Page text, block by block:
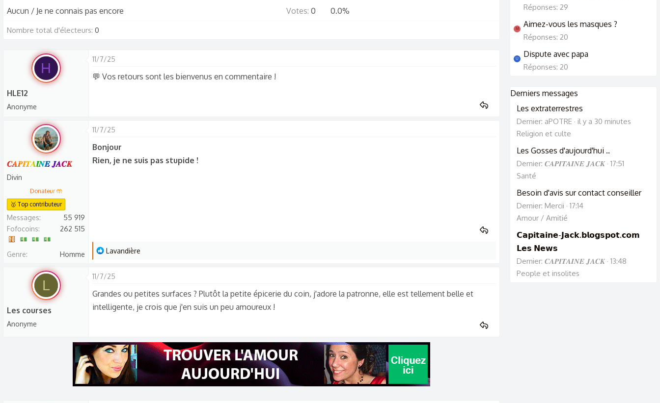
c
o
n
Aucun / Je ne connais pas encore
Votes: 0 0.0%
Nombre total d'électeurs 0
H
HLE12
Anonyme
11/7/25
💬 Vos retours sont les bienvenus en commentaire !
𝑪𝑨𝑷𝑰𝑻𝑨𝑰𝑵𝑬 𝑱𝑨𝑪𝑲
Divin
Donateur 🤲
🥇 Top contributeur
Messages
55 919
Fofocoins
262 515
Genre Homme
11/7/25
Bonjour
Rien, je ne suis pas stupide !
L
s
é
a
i
o
n
s
:
Lavandière
L
Les courses
Anonyme
11/7/25
Grandes ou petites surfaces ? Plutôt la petite épicerie du coin, j'adore la patronne, elle est tellement belle et
intelligente, je crois que j'en suis un peu amoureux !
Réponses: 29
M Aimez-vous les masques ?
Réponses: 20
U Dispute avec papa
Réponses: 20
Derniers messages
Les extraterrestres
Dernier: aPOTRE
il y a 30 minutes
Religion et culte
Les Gosses d'aujourd'hui ..
Dernier: 𝑪𝑨𝑷𝑰𝑻𝑨𝑰𝑵𝑬 𝑱𝑨𝑪𝑲 17:51
Santé
Besoin d'avis sur contact conseiller
Dernier: Mercii
17:14
Amour / Amitié
𝗖𝗮𝗽𝗶𝘁𝗮𝗶𝗻𝗲-𝗝𝗮𝗰𝗸.𝗯𝗹𝗼𝗴𝘀𝗽𝗼𝘁.𝗰𝗼𝗺
𝗟𝗲𝘀 𝗡𝗲𝘄𝘀
Dernier: 𝑪𝑨𝑷𝑰𝑻𝑨𝑰𝑵𝑬 𝑱𝑨𝑪𝑲 13:48
People et insolites